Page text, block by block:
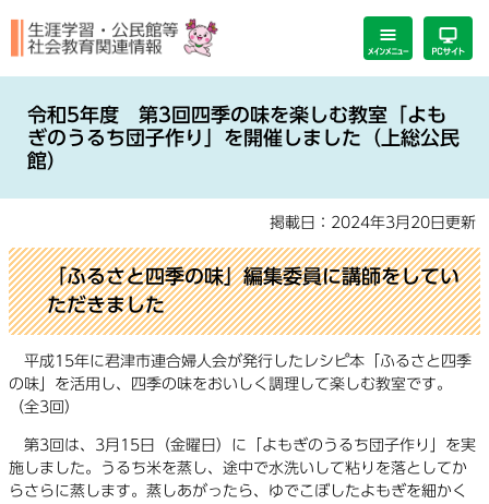
ジ
ュ
文
へ
令和5年度 第3回四季の味を楽しむ教室「よも
ぎのうるち団子作り」を開催しました（上総公民
館）
掲載日：2024年3月20日更新
「ふるさと四季の味」編集委員に講師をしてい
ただきました
平成15年に君津市連合婦人会が発行したレシピ本「ふるさと四季
の味」を活用し、四季の味をおいしく調理して楽しむ教室です。
（全3回）
第3回は、3月15日（金曜日）に「よもぎのうるち団子作り」を実
施しました。うるち米を蒸し、途中で水洗いして粘りを落としてか
らさらに蒸します。蒸しあがったら、ゆでこぼしたよもぎを細かく